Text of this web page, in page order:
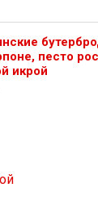
песто
икрой